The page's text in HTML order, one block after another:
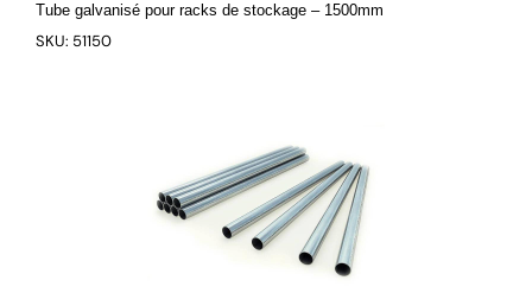
Tube galvanisé pour racks de stockage – 1500mm
SKU: 51150